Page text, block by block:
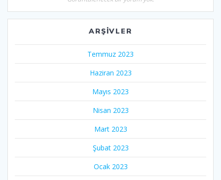
ARŞIVLER
Temmuz 2023
Haziran 2023
Mayıs 2023
Nisan 2023
Mart 2023
Şubat 2023
Ocak 2023